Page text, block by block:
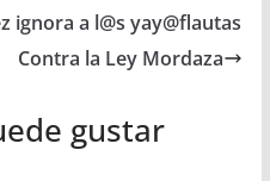
ignora a l@s yay@flautas
Contra la Ley Mordaza
gustar